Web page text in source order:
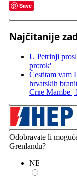
Save
Najčitanije
U Petrinji
prorok'
Čestitam vam
hrvatskih
Crne Mambe |
Odobravate li
Grenlandu?
NE